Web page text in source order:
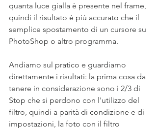
quanta luce gialla è presente nel frame,
quindi il risultato è più accurato che il
semplice spostamento di un cursore su
PhotoShop o altro programma.
Andiamo sul pratico e guardiamo
direttamente i risultati: la prima cosa da
tenere in considerazione sono i 2/3 di
Stop che si perdono con l'utilizzo del
filtro, quindi a parità di condizione e di
impostazioni, la foto con il filtro